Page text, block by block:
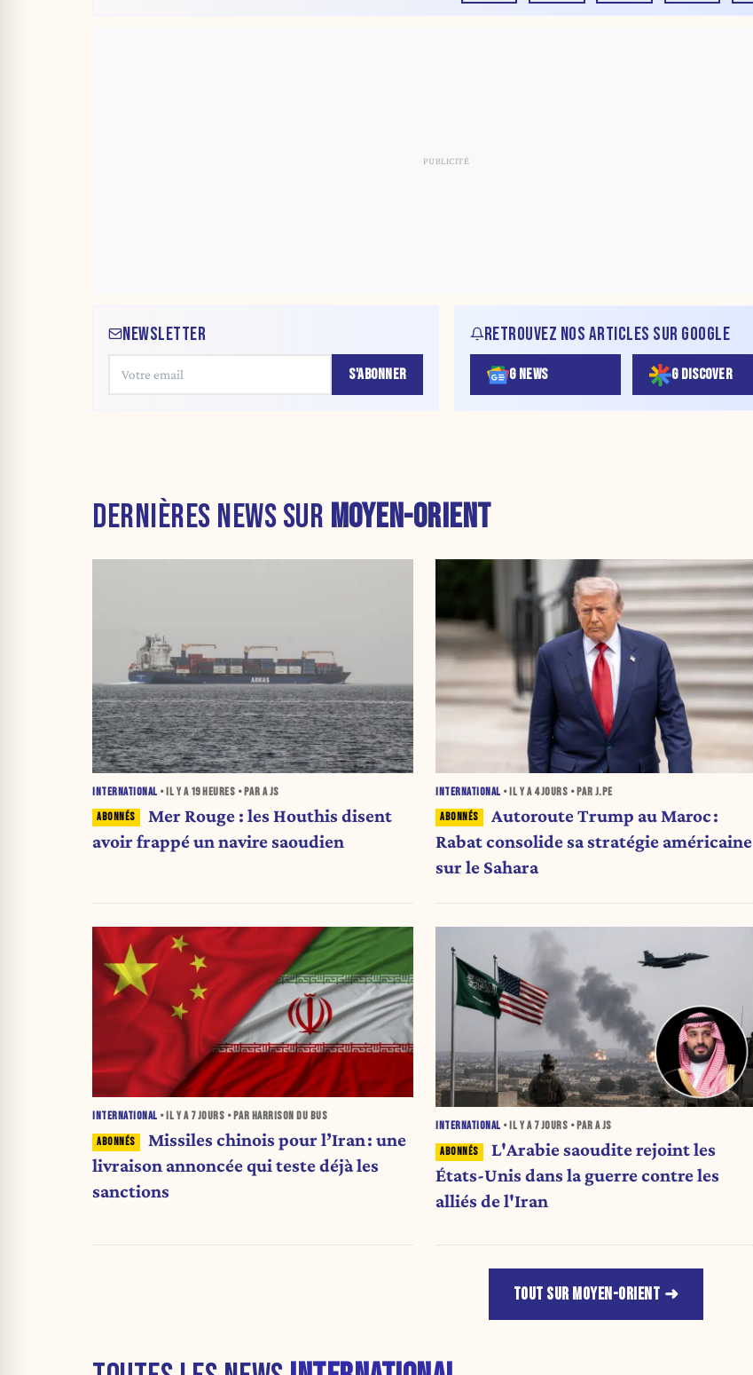
NEWSLETTER
S'ABONNER
RETROUVEZ NOS ARTICLES SUR GOOGLE
G NEWS G DISCOVER
DERNIÈRES NEWS SUR MOYEN-ORIENT
INTERNATIONAL • IL Y A 19 HEURES • PAR A JS
Mer Rouge : les Houthis disent
avoir frappé un navire saoudien
INTERNATIONAL • IL Y A 4 JOURS • PAR J.PE
Autoroute Trump au Maroc :
Rabat consolide sa stratégie américaine
sur le Sahara
INTERNATIONAL • IL Y A 7 JOURS • PAR HARRISON DU BUS
Missiles chinois pour l’Iran : une
livraison annoncée qui teste déjà les
sanctions
INTERNATIONAL • IL Y A 7 JOURS • PAR A JS
L'Arabie saoudite rejoint les
États-Unis dans la guerre contre les
alliés de l'Iran
TOUT SUR MOYEN-ORIENT